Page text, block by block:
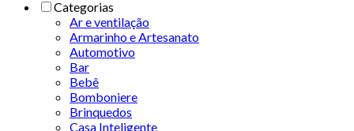
Categorias
Ar e ventilação
Armarinho e Artesanato
Automotivo
Bar
Bebê
Bomboniere
Brinquedos
Casa Inteligente